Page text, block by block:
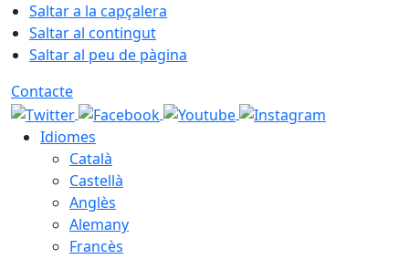
Saltar a la capçalera
Saltar al contingut
Saltar al peu de pàgina
Contacte
Idiomes
Català
Castellà
Anglès
Alemany
Francès